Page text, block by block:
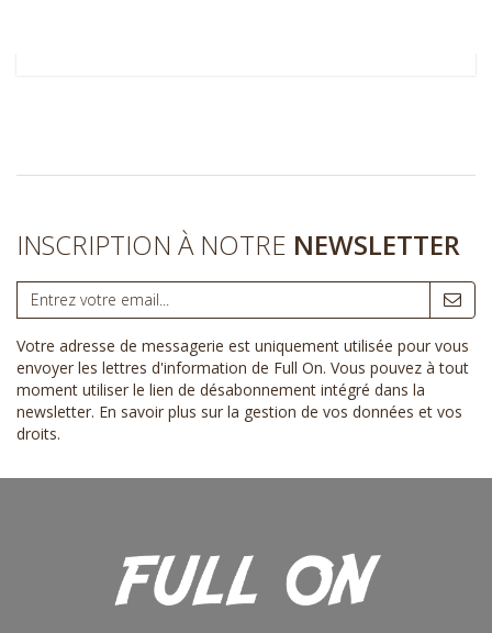
INSCRIPTION À NOTRE NEWSLETTER
Votre adresse de messagerie est uniquement utilisée pour vous
envoyer les lettres d'information de Full On. Vous pouvez à tout
moment utiliser le lien de désabonnement intégré dans la
newsletter. En savoir plus sur la gestion de vos données et vos
droits.